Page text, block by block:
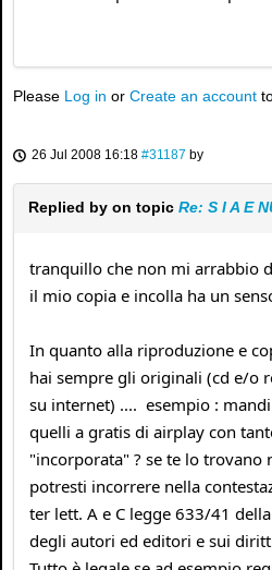
Please Log in or Create an account
26 Jul 2008 16:18 #31187 by
Replied by on topic Re: S I A E
tranquillo che non mi arrabbio
il mio copia e incolla ha un
In quanto alla riproduzione e
hai sempre gli originali (cd e/o
su internet) .... esempio :
quelli a gratis di airplay con
"incorporata" ? se te lo trovano
potresti incorrere nella
ter lett. A e C legge 633/41
degli autori ed editori e sui